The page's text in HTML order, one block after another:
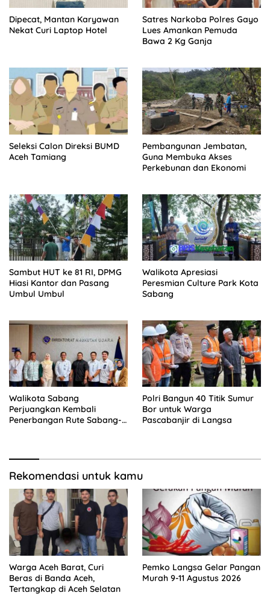
Dipecat, Mantan Karyawan
Nekat Curi Laptop Hotel
Satres Narkoba Polres Gayo
Lues Amankan Pemuda
Bawa 2 Kg Ganja
Seleksi Calon Direksi BUMD
Aceh Tamiang
Pembangunan Jembatan,
Guna Membuka Akses
Perkebunan dan Ekonomi
Sambut HUT ke 81 RI, DPMG
Hiasi Kantor dan Pasang
Umbul Umbul
Walikota Apresiasi
Peresmian Culture Park Kota
Sabang
Walikota Sabang
Perjuangkan Kembali
Penerbangan Rute Sabang-
Polri Bangun 40 Titik Sumur
Bor untuk Warga
Pascabanjir di Langsa
Rekomendasi untuk kamu
Warga Aceh Barat, Curi
Beras di Banda Aceh,
Tertangkap di Aceh Selatan
Pemko Langsa Gelar Pangan
Murah 9-11 Agustus 2026